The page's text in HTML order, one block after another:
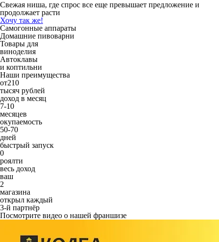
Свежая ниша, где спрос все еще превышает предложение и
продолжает расти
Хочу так же!
Самогонные аппараты
Домашние пивоварни
Товары для
виноделия
Автоклавы
и коптильни
Наши преимущества
от210
тысяч рублей
доход в месяц
7-10
месяцев
окупаемость
50-70
дней
быстрый запуск
0
роялти
весь доход
ваш
2
магазина
открыл каждый
3-й партнёр
Посмотрите видео о нашей франшизе